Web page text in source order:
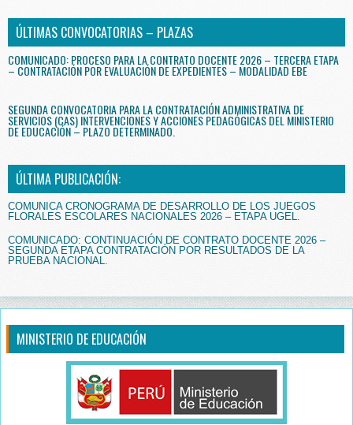
ÚLTIMAS CONVOCATORIAS – PLAZAS
COMUNICADO: PROCESO PARA LA CONTRATO DOCENTE 2026 – TERCERA ETAPA
– CONTRATACIÓN POR EVALUACIÓN DE EXPEDIENTES – MODALIDAD EBE
SEGUNDA CONVOCATORIA PARA LA CONTRATACIÓN ADMINISTRATIVA DE
SERVICIOS (CAS) INTERVENCIONES Y ACCIONES PEDAGÓGICAS DEL MINISTERIO
DE EDUCACIÓN – PLAZO DETERMINADO.
ÚLTIMA PUBLICACIÓN:
COMUNICA CRONOGRAMA DE DESARROLLO DE LOS JUEGOS
FLORALES ESCOLARES NACIONALES 2026 – ETAPA UGEL.
COMUNICADO: CONTINUACIÓN DE CONTRATO DOCENTE 2026 –
SEGUNDA ETAPA CONTRATACIÓN POR RESULTADOS DE LA
PRUEBA NACIONAL.
MINISTERIO DE EDUCACIÓN